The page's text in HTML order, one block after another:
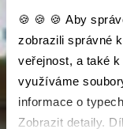
🍪 🍪 🍪 Aby
zobrazili správné
veřejnost, a také
využíváme
informace o
Zobrazit detaily.